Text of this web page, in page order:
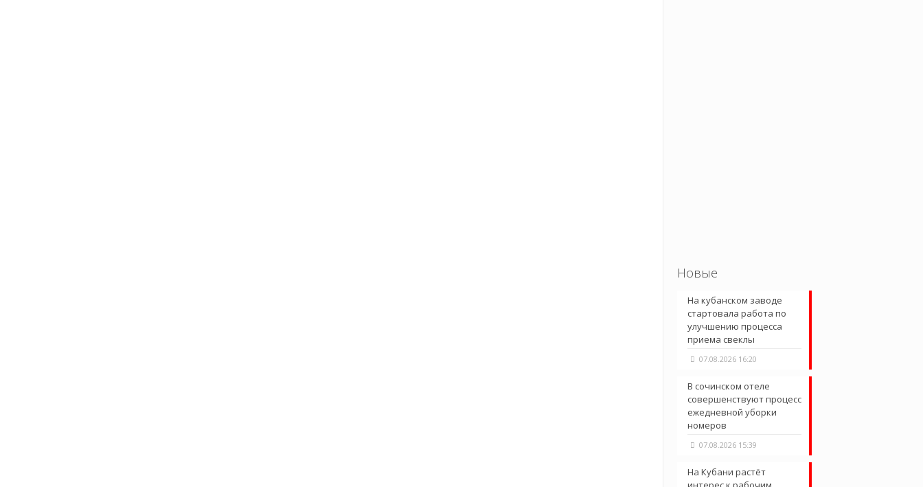
Новые
На кубанском заводе
стартовала работа по
улучшению процесса
приема свеклы
07.08.2026 16:20
В сочинском отеле
совершенствуют процесс
ежедневной уборки
номеров
07.08.2026 15:39
На Кубани растёт